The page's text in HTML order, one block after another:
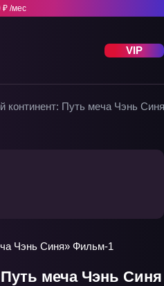
₽ /мес
VIP
континент: Путь меча Чэнь
меча Чэнь Синя